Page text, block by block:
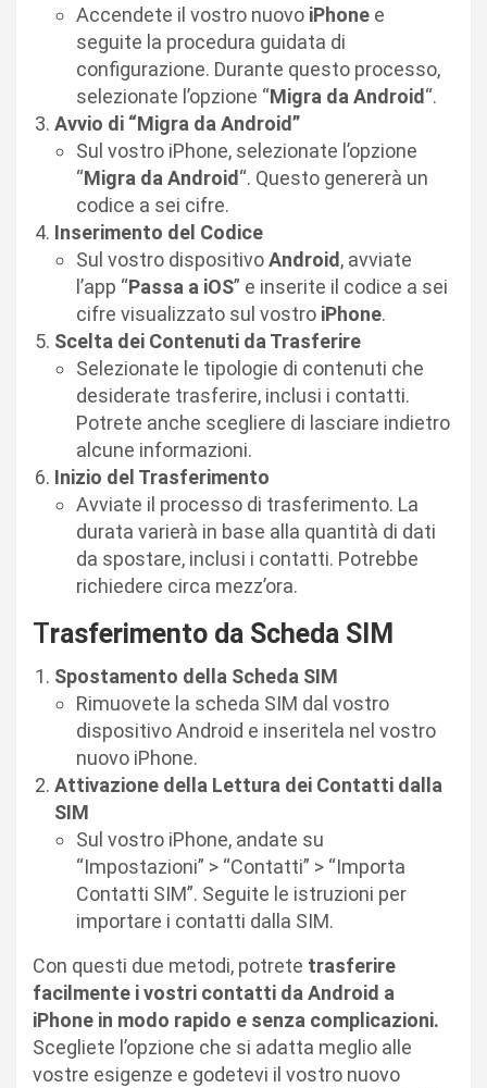
Accendete il vostro nuovo iPhone e
seguite la procedura guidata di
configurazione. Durante questo processo,
selezionate l’opzione “Migra da Android“.
Avvio di “Migra da Android”
Sul vostro iPhone, selezionate l’opzione
“Migra da Android“. Questo genererà un
codice a sei cifre.
Inserimento del Codice
Sul vostro dispositivoAndroid, avviate
l’app “Passa a iOS” e inserite il codice a sei
cifre visualizzato sul vostro iPhone.
Scelta dei Contenuti da Trasferire
Selezionate le tipologie di contenuti che
desiderate trasferire, inclusi i contatti.
Potrete anche scegliere di lasciare indietro
alcune informazioni.
Inizio del Trasferimento
Avviate il processo di trasferimento. La
durata varierà in base alla quantità di dati
da spostare, inclusi i contatti. Potrebbe
richiedere circa mezz’ora.
Trasferimento da Scheda SIM
Spostamento della Scheda SIM
Rimuovete la scheda SIM dal vostro
dispositivo Android e inseritela nel vostro
nuovo iPhone.
Attivazione della Lettura dei Contatti dalla
SIM
Sul vostro iPhone, andate su
“Impostazioni” > “Contatti” > “Importa
Contatti SIM”. Seguite le istruzioni per
importare i contatti dalla SIM.
Con questi due metodi, potrete trasferire
facilmente i vostri contatti da Android a
iPhone in modo rapido e senza complicazioni.
Scegliete l’opzione che si adatta meglio alle
vostre esigenze e godetevi il vostro nuovo